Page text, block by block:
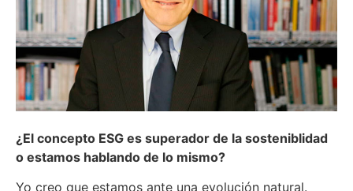
¿El concepto ESG es superador de la sosteniblidad
o estamos hablando de lo mismo?
Yo creo que estamos ante una evolución natural.